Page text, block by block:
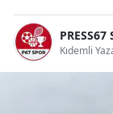
PRESS67
Kıdemli